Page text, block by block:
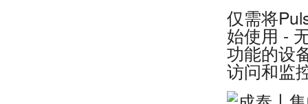
仅需将
始使用 -
功能的设
访问和监